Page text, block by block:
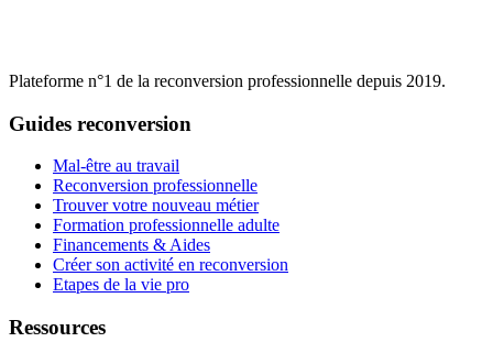
Plateforme n°1 de la reconversion professionnelle depuis 2019.
Guides reconversion
Mal-être au travail
Reconversion professionnelle
Trouver votre nouveau métier
Formation professionnelle adulte
Financements & Aides
Créer son activité en reconversion
Etapes de la vie pro
Ressources